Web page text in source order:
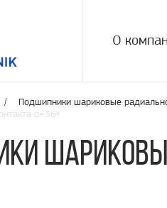
О
/ Подшипники шариковые
α=36º